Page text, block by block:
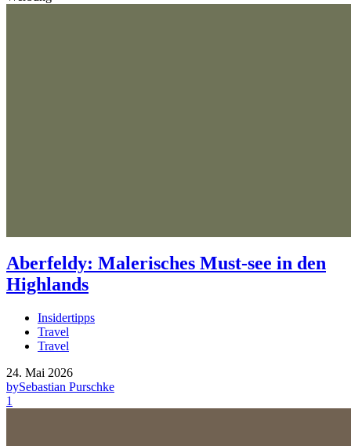
Aberfeldy: Malerisches Must-see in den
Highlands
Insidertipps
Travel
Travel
24. Mai 2026
bySebastian Purschke
1